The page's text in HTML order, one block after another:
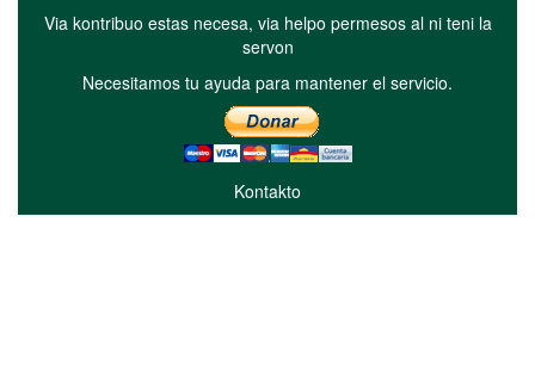
Via kontribuo estas necesa, via helpo permesos al ni teni la
servon
Necesitamos tu ayuda para mantener el servicio.
Kontakto